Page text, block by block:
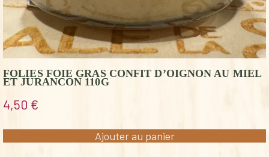
FOLIES FOIE GRAS CONFIT D’OIGNON AU MIEL
ET JURANCON 110G
4,50 €
Ajouter au panier